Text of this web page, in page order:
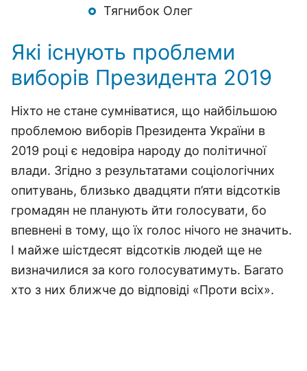
Тягнибок Олег
Які існують проблеми
виборів Президента 2019
Ніхто не стане сумніватися, що найбільшою
проблемою виборів Президента України в
2019 році є недовіра народу до політичної
влади. Згідно з результатами соціологічних
опитувань, близько двадцяти п’яти відсотків
громадян не планують йти голосувати, бо
впевнені в тому, що їх голос нічого не значить.
І майже шістдесят відсотків людей ще не
визначилися за кого голосуватимуть. Багато
хто з них ближче до відповіді «Проти всіх».